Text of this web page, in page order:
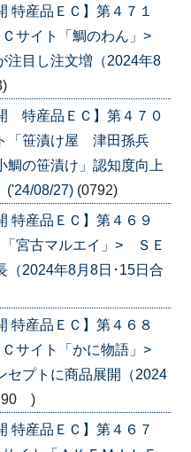
特産品ＥＣ】第４７１
サイト「鯛のわん」>
注目し注文増（2024年8
特産品ＥＣ】第４７０
「笹漬け屋 津田孫兵
鯛の笹漬け」認知度向上
('24/08/27) (0792)
特産品ＥＣ】第４６９
宮古マルエイ」> ＳＥ
（2024年8月8日･15日合
特産品ＥＣ】第４６８
サイト「かに物語」>
セプトに商品展開（2024
)
特産品ＥＣ】第４６７